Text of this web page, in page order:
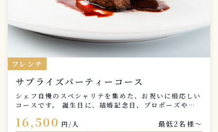
フレンチ
サプライズパーティーコース
シェフ自慢のスペシャリテを集めた、お祝いに相応しい
コースです。 誕生日に、結婚記念日、プロポーズや、
しょう？！
16,500 円/人 最低2名様〜